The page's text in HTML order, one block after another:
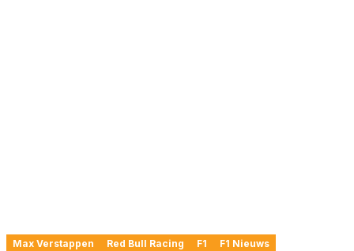
Max Verstappen Red Bull Racing F1
F1 Nieuws